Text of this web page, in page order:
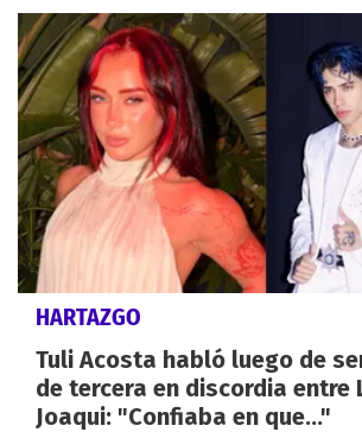
HARTAZGO
Tuli Acosta habló luego de
de tercera en discordia entre
Joaqui: "Confiaba en que..."